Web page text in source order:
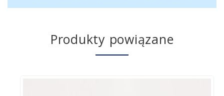
Produkty powiązane